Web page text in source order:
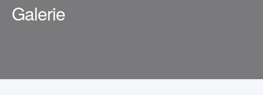
Galerie